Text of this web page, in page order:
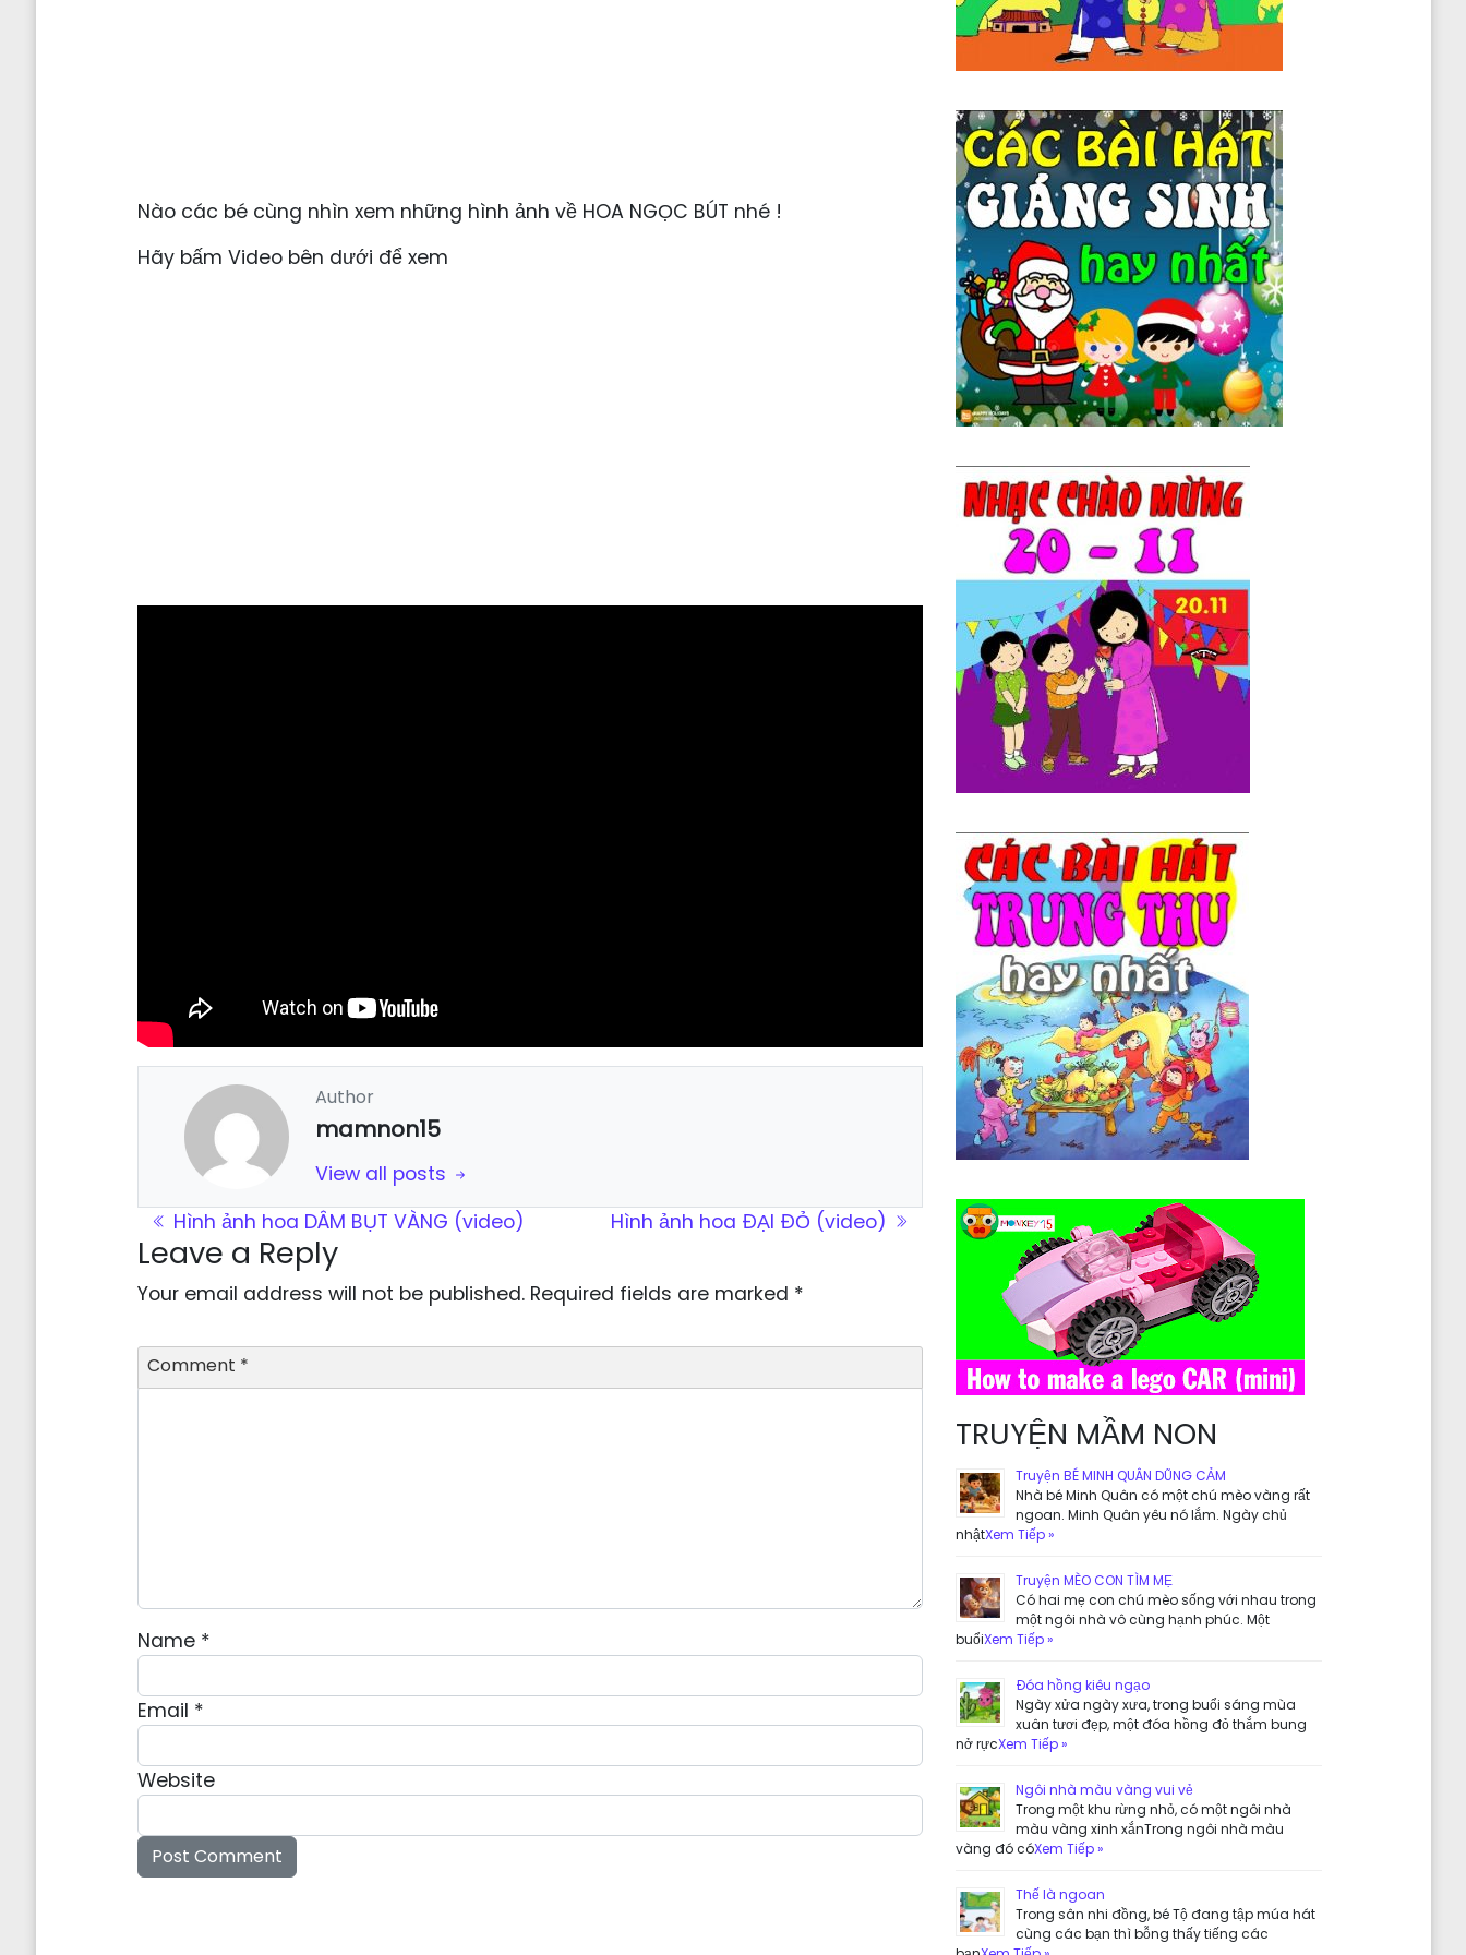
Nào các bé cùng nhìn xem những hình ảnh về HOA NGỌC BÚT nhé !
Hãy bấm Video bên dưới để xem
Author
mamnon15
View all posts
Post navigation
Hình ảnh hoa DÂM BỤT VÀNG (video) Hình ảnh hoa ĐẠI ĐỎ (video)
Leave a Reply
Your email address will not be published. Required fields are marked *
Comment *
Name *
Email *
Website
TRUYỆN MẦM NON
Truyện BÉ MINH QUÂN DŨNG CẢM
Nhà bé Minh Quân có một chú mèo vàng rất
ngoan. Minh Quân yêu nó lắm. Ngày chủ
nhậtXem Tiếp »
Truyện MÈO CON TÌM MẸ
Có hai mẹ con chú mèo sống với nhau trong
một ngôi nhà vô cùng hạnh phúc. Một
buổiXem Tiếp »
Đóa hồng kiêu ngạo
Ngày xửa ngày xưa, trong buổi sáng mùa
xuân tươi đẹp, một đóa hồng đỏ thắm bung
nở rựcXem Tiếp »
Ngôi nhà màu vàng vui vẻ
Trong một khu rừng nhỏ, có một ngôi nhà
màu vàng xinh xắnTrong ngôi nhà màu
vàng đó cóXem Tiếp »
Thế là ngoan
Trong sân nhi đồng, bé Tộ đang tập múa hát
cùng các bạn thì bỗng thấy tiếng các